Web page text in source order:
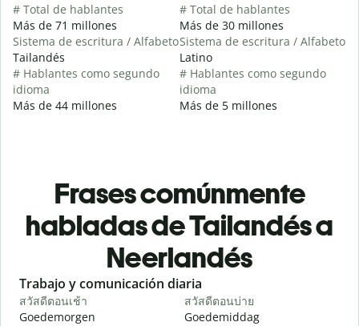
# Total de hablantes
Más de 71 millones
Sistema de escritura / Alfabeto
Tailandés
# Hablantes como segundo
idioma
Más de 44 millones
# Total de hablantes
Más de 30 millones
Sistema de escritura / Alfabeto
Latino
# Hablantes como segundo
idioma
Más de 5 millones
Frases comúnmente
habladas de Tailandés a
Neerlandés
Slide 1 of 6
Trabajo y comunicación diaria
สวัสดีตอนเช้า
Goedemorgen
สวัสดีตอนบ่าย
Goedemiddag